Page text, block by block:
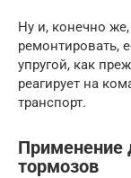
Ну и, конечно
ремонтировать,
упругой, как
реагирует на
транспорт.
Применение
тормозов